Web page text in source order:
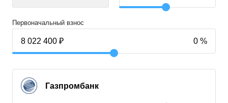
Первоначальный взнос
Газпромбанк